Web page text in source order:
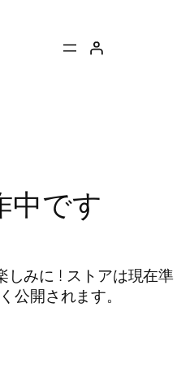
中です
しみに ! ストアは現在準
公開されます。